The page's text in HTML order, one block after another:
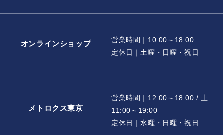
オンラインショップ
営業時間｜10:00～18:00
定休日｜土曜・日曜・祝日
メトロクス東京
営業時間｜12:00～18:00 / 土
11:00～19:00
定休日｜水曜・日曜・祝日